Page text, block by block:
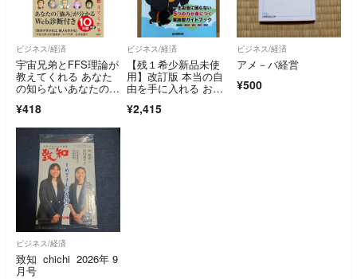
ビジネス/経済
宇宙兄弟とFFS理論が
教えてくれる あなた
の知らないあなたの強
／古野俊幸
¥418
ビジネス/経済
【残１希少新品未使
用】改訂版 本当の自
由を手に入れる お金
長
¥2,415
ビジネス/経済
アメ－バ経営
¥500
ビジネス/経済
致知 chichi 2026年 9
月号